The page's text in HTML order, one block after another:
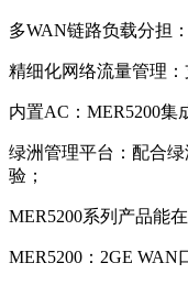
多WAN链路负载分担
精细化网络流量管理
内置AC：MER5200集
绿洲管理平台：配合
验；
MER5200系列产品能
MER5200：2GE WAN